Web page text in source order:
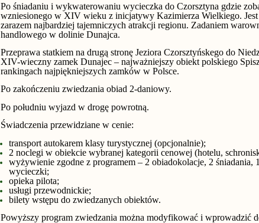
Po śniadaniu i wykwaterowaniu wycieczka do Czorsztyna gdzie
wzniesionego w XIV wieku z inicjatywy Kazimierza Wielkiego.
zarazem najbardziej tajemniczych atrakcji regionu. Zadaniem
handlowego w dolinie Dunajca.
Przeprawa statkiem na drugą stronę Jeziora Czorsztyńskego do
XIV-wieczny zamek Dunajec – najważniejszy obiekt polskiego
rankingach najpiękniejszych zamków w Polsce.
Po zakończeniu zwiedzania obiad 2-daniowy.
Po południu wyjazd w drogę powrotną.
Świadczenia przewidziane w cenie:
transport autokarem klasy turystycznej (opcjonalnie);
2 noclegi w obiekcie wybranej kategorii cenowej (hotelu,
wyżywienie zgodne z programem – 2 obiadokolacje, 2 śniadania,
wycieczki;
opieka pilota;
usługi przewodnickie;
bilety wstępu do zwiedzanych obiektów.
Powyższy program zwiedzania można modyfikować i wprowadzić